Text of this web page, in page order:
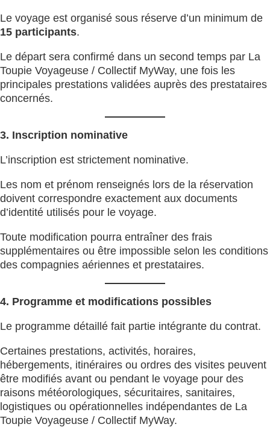
Le voyage est organisé sous réserve d’un minimum de
15 participants.
Le départ sera confirmé dans un second temps par La
Toupie Voyageuse / Collectif MyWay, une fois les
principales prestations validées auprès des prestataires
concernés.
3. Inscription nominative
L’inscription est strictement nominative.
Les nom et prénom renseignés lors de la réservation
doivent correspondre exactement aux documents
d’identité utilisés pour le voyage.
Toute modification pourra entraîner des frais
supplémentaires ou être impossible selon les conditions
des compagnies aériennes et prestataires.
4. Programme et modifications possibles
Le programme détaillé fait partie intégrante du contrat.
Certaines prestations, activités, horaires,
hébergements, itinéraires ou ordres des visites peuvent
être modifiés avant ou pendant le voyage pour des
raisons météorologiques, sécuritaires, sanitaires,
logistiques ou opérationnelles indépendantes de La
Toupie Voyageuse / Collectif MyWay.